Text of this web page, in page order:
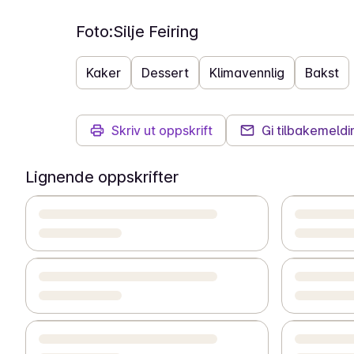
Foto:Silje Feiring
Kaker Dessert Klimavennlig Bakst
Skriv ut oppskrift Gi
Lignende oppskrifter